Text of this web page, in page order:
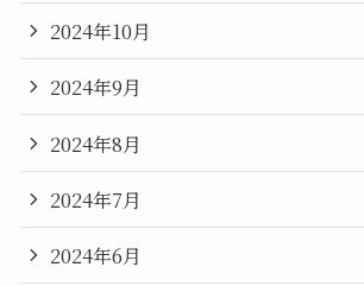
2024年10月
2024年9月
2024年8月
2024年7月
2024年6月